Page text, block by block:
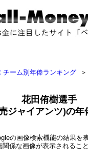
チーム別年俸ランキング ＞
花田侑樹選手
ジャイアンツ)の年
の画像検索機能の結果を
関係な画像が表示されるこ